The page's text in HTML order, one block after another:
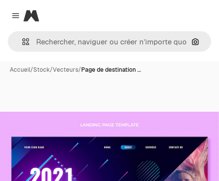
Close menu
Magnific
Accueil/Stock/Vecteurs/Page de destination …